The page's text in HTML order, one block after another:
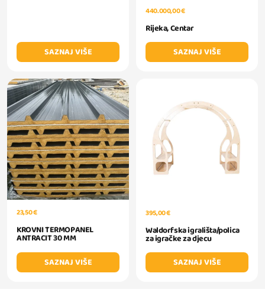
SAZNAJ VIŠE
440.000,00 €
Rijeka, Centar
SAZNAJ VIŠE
23,50 €
KROVNI TERMOPANEL
ANTRACIT 30 MM
SAZNAJ VIŠE
395,00 €
Waldorfska igrališta/polica
za igračke za djecu
SAZNAJ VIŠE